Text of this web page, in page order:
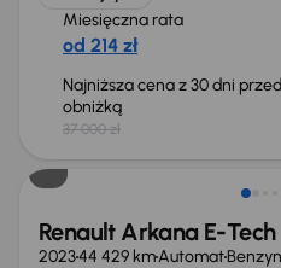
Miesięczna rata
od 214 zł
Najniższa cena z 30 dni przed
obniżką
37 000 zł
Możliwość odliczenia VAT
Renault Arkana E-Tech
202344 429 kmAutomat